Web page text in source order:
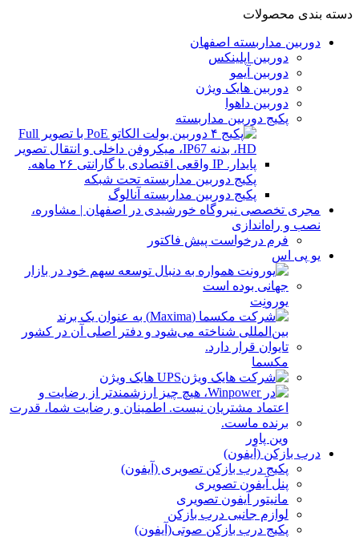
دسته بندی محصولات
دوربین مداربسته اصفهان
دوربین اپلینکس
دوربین آیمو
دوربین هایک ویژن
دوربین داهوا
پکیج دوربین مداربسته
پکیج دوربین مداربسته تحت شبکه
پکیج دوربین مداربسته آنالوگ
مجری تخصصی نیروگاه خورشیدی در اصفهان | مشاوره،
نصب و راه‌اندازی
فرم درخواست پیش فاکتور
یو پی اس
یورونِت
مکسما
UPS هایک ویژن
وین پاور
درب بازکن (آیفون)
پکیج درب بازکن تصویری (آیفون)
پنل آیفون تصویری
مانیتور آیفون تصویری
لوازم جانبی درب بازکن
پکیج درب بازکن صوتی(آیفون)